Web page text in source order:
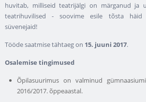
huvitab, milliseid teatrijälgi on märganud ja
teatrihuvilised - soovime esile tõsta
süvenejaid!
Tööde saatmise tähtaeg on 15. juuni 2017.
Osalemise tingimused
Õpilasuurimus on valminud
2016/2017. õppeaastal.